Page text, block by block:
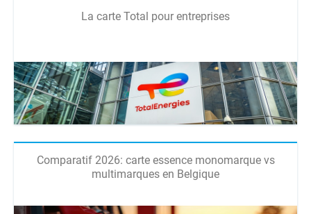
La carte Total pour entreprises
Comparatif 2026: carte essence monomarque vs
multimarques en Belgique